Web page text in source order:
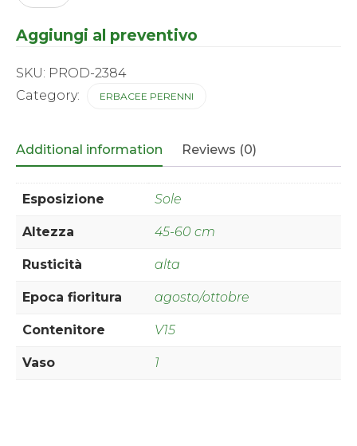
Cliffs
Dover
Aggiungi al preventivo
SKU: PROD-2384
Category:
ERBACEE PERENNI
Additional information Reviews (0)
Esposizione Sole
Altezza 45-60 cm
Rusticità alta
Epoca fioritura agosto/ottobre
Contenitore V15
Vaso 1